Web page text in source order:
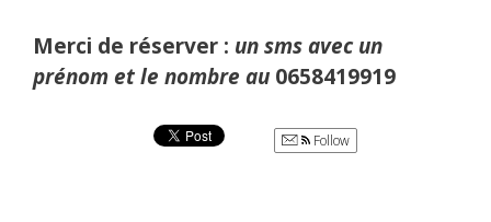
Merci de réserver : un sms avec un
prénom et le nombre au 0658419919
Follow